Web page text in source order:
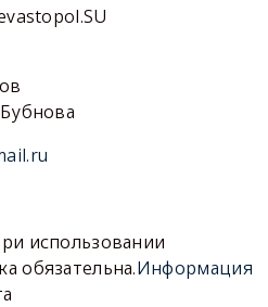
использовании
обязательна.Информация